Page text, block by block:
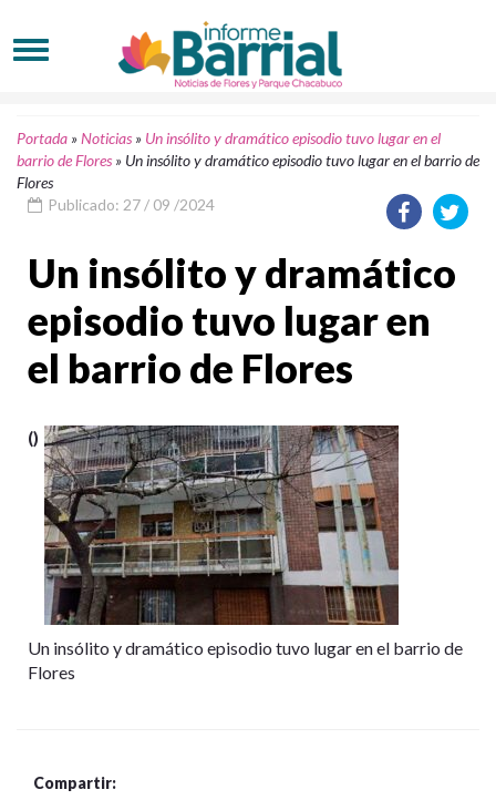
Portada »Noticias » Un insólito y dramático episodio tuvo lugar en el
barrio de Flores » Un insólito y dramático episodio tuvo lugar en el barrio de
Flores
Publicado: 27 / 09 /2024
Un insólito y dramático
episodio tuvo lugar en
el barrio de Flores
()
Un insólito y dramático episodio tuvo lugar en el barrio de
Flores
Compartir: